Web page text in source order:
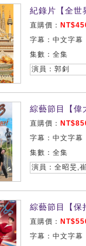
紀錄片【全世
直購價：
字幕：中文字幕
集數：全集
演員：郭釗
綜藝節目【偉
直購價：
字幕：中文字幕
集數：全集
綜藝節目【
直購價：
字幕：中文字幕